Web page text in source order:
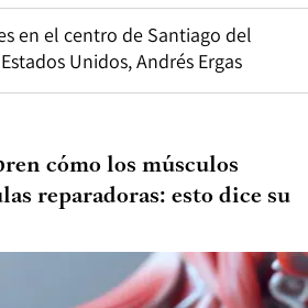
en el centro de Santiago del
Unidos, Andrés Ergas
cómo los músculos
reparadoras: esto dice su